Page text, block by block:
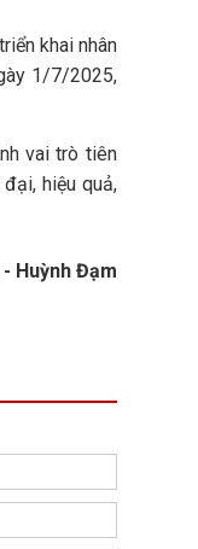
khai nhân
1/7/2025,
vai trò tiên
hiệu quả,
Huỳnh Đạm